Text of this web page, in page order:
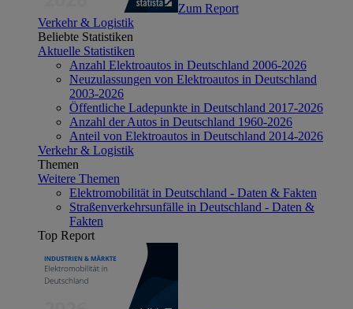
Zum Report
Verkehr & Logistik
Beliebte Statistiken
Aktuelle Statistiken
Anzahl Elektroautos in Deutschland 2006-2026
Neuzulassungen von Elektroautos in Deutschland
2003-2026
Öffentliche Ladepunkte in Deutschland 2017-2026
Anzahl der Autos in Deutschland 1960-2026
Anteil von Elektroautos in Deutschland 2014-2026
Verkehr & Logistik
Themen
Weitere Themen
Elektromobilität in Deutschland - Daten & Fakten
Straßenverkehrsunfälle in Deutschland - Daten &
Fakten
Top Report